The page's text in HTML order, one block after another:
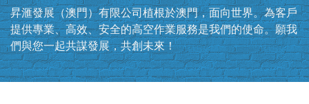
昇滙發展（澳門）有限公司植根於澳門，面向世界。為客戶
提供專業、高效、安全的高空作業服務是我們的使命。願我
們與您一起共謀發展，共創未來！